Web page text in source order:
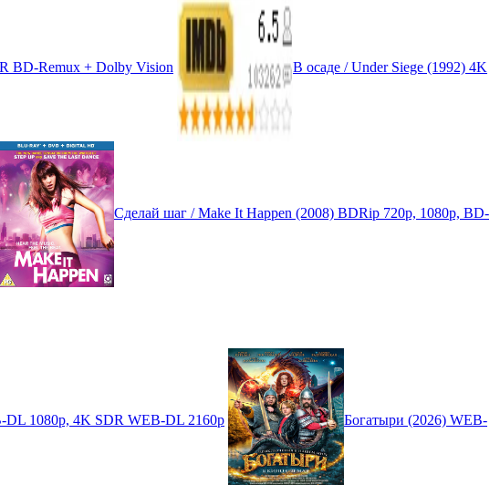
BD-Remux + Dolby Vision В осаде / Under Siege (1992) 4K
Сделай шаг / Make It Happen (2008) BDRip 720p, 1080p, BD-
DL 1080p, 4K SDR WEB-DL 2160p Богатыри (2026) WEB-